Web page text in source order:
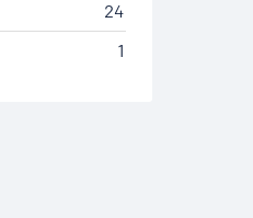
24
1